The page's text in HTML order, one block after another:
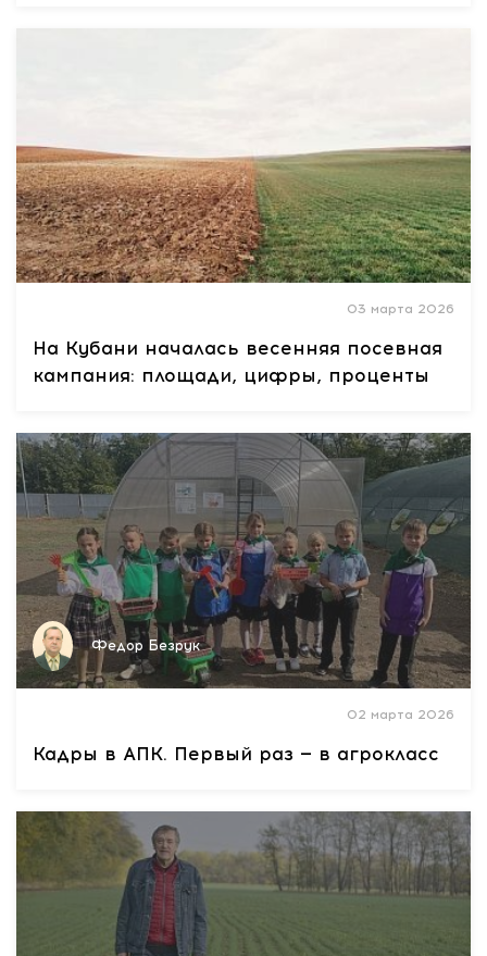
03 марта 2026
На Кубани началась весенняя посевная
кампания: площади, цифры, проценты
Федор Безрук
02 марта 2026
Кадры в АПК. Первый раз — в агрокласс